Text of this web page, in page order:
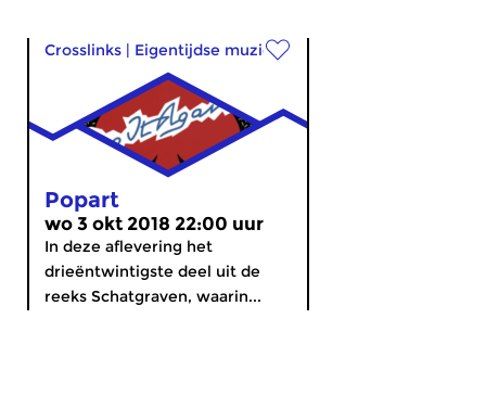
Crosslinks | Eigentijdse muziek
Popart
wo 3 okt 2018 22:00 uur
In deze aflevering het
drieëntwintigste deel uit de
reeks Schatgraven, waarin...